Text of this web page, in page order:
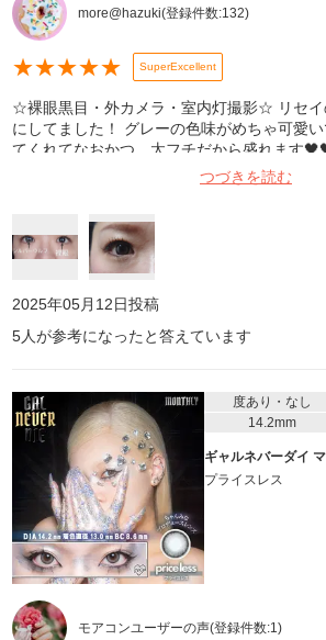
more@hazuki(登録件数:132)
★★★★★ SuperExcellent
☆裸眼黒目・外カメラ・室内灯撮影☆ リセイ
にしてました！ グレーの色味がめちゃ可愛
てくれてなおかつ、太フチだから盛れます
つづきを読む
2025年05月12日投稿
5人が参考になったと答えています
度あり・なし
14.2mm
ギャルネバーダイ
プライスレス
モアコンユーザーの声(登録件数:1)